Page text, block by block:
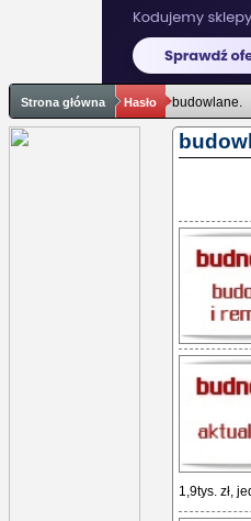
Strona główna Hasło budowlane.
1,9tys. zł,